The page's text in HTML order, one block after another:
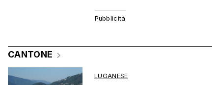
CANTONE
LUGANESE